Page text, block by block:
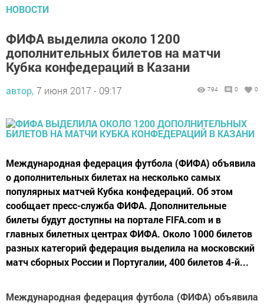
НОВОСТИ
ФИФА выделила около 1200
дополнительных билетов на матчи
Кубка конфедераций в Казани
автор, 7 июня 2017 - 09:17 794 0 0
Международная федерация футбола (ФИФА) объявила
о дополнительных билетах на несколько самых
популярных матчей Кубка конфедераций. Об этом
сообщает пресс-служба ФИФА. Дополнительные
билеты будут доступны на портале FIFA.com и в
главных билетных центрах ФИФА. Около 1000 билетов
разных категорий федерация выделила на московский
матч сборных России и Португалии, 400 билетов 4-й...
Международная федерация футбола (ФИФА) объявила